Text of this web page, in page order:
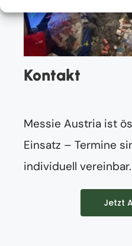
Kontakt
Messie Austria ist
Einsatz – Termine
individuell vereinbar.
Jetzt